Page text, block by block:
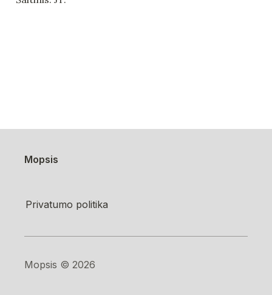
Mopsis
Privatumo politika
Mopsis ©️ 2026